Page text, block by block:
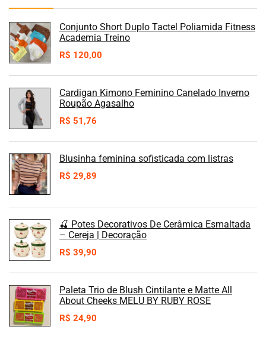
Conjunto Short Duplo Tactel Poliamida Fitness
Academia Treino
R$ 120,00
Cardigan Kimono Feminino Canelado Inverno
Roupão Agasalho
R$ 51,76
Blusinha feminina sofisticada com listras
R$ 29,89
🍒 Potes Decorativos De Cerâmica Esmaltada
– Cereja | Decoração
R$ 39,90
Paleta Trio de Blush Cintilante e Matte All
About Cheeks MELU BY RUBY ROSE
R$ 24,90